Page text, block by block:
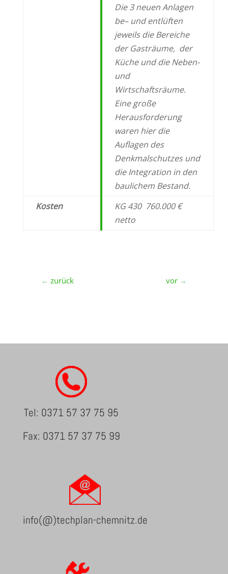
Die 3 neuen Anlagen
be– und entlüften
jeweils die Bereiche
der Gasträume, der
Küche und die Neben-
und
Wirtschaftsräume.
Eine große
Herausforderung
waren hier die
Auflagen des
Denkmalschutzes und
die Integration in den
baulichem Bestand.
Kosten
KG 430 760.000 €
netto
← zurück vor →
Tel: 0371 57 37 75 95
Fax: 0371 57 37 75 99
info(@)techplan-chemnitz.de